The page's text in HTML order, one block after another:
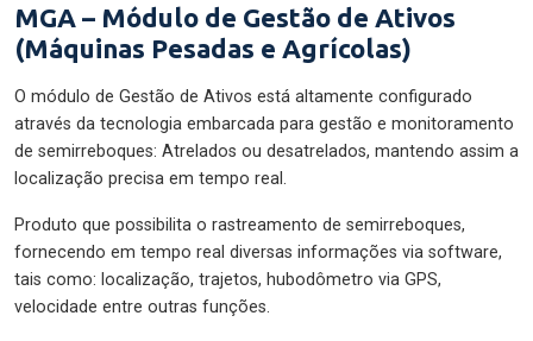
MGA – Módulo de Gestão de Ativos
(Máquinas Pesadas e Agrícolas)
O módulo de Gestão de Ativos está altamente configurado
através da tecnologia embarcada para gestão e monitoramento
de semirreboques: Atrelados ou desatrelados, mantendo assim a
localização precisa em tempo real.
Produto que possibilita o rastreamento de semirreboques,
fornecendo em tempo real diversas informações via software,
tais como: localização, trajetos, hubodômetro via GPS,
velocidade entre outras funções.